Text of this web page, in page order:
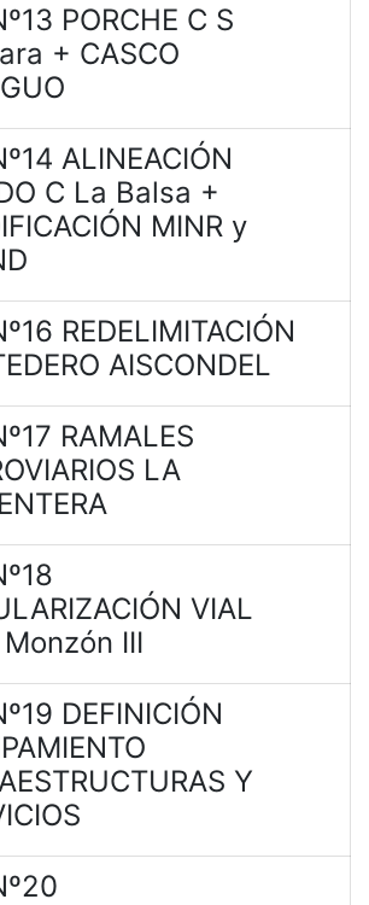
PORCHE C S
+ CASCO
ALINEACIÓN
C La Balsa +
MINR y
REDELIMITACIÓN
AISCONDEL
RAMALES
LA
VIAL
Monzón III
DEFINICIÓN
Y